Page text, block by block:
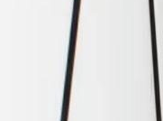
LES
LES